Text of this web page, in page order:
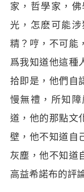
家，哲學家，
光，怎麽可能
精？哼，不可能
爲我知道他這種
拾即是，他們自
慢無禮，所知
道，他的那點文
壁，他不知道自
灰塵，他不知道
高益希諾布的評